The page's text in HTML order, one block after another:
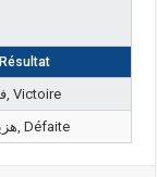
Résultat
فاز, Victoire
هزيمة, Défaite